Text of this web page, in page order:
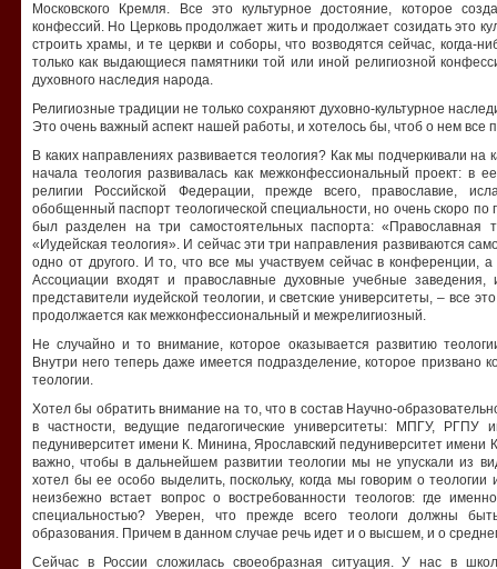
Московского Кремля. Все это культурное достояние, которое
конфессий. Но Церковь продолжает жить и продолжает созидать это
строить храмы, и те церкви и соборы, что возводятся сейчас, когда-
только как выдающиеся памятники той или иной религиозной
духовного наследия народа.
Религиозные традиции не только сохраняют духовно-культурное
Это очень важный аспект нашей работы, и хотелось бы, чтоб о нем все
В каких направлениях развивается теология? Как мы подчеркивали
начала теология развивалась как межконфессиональный проект: в
религии Российской Федерации, прежде всего, православие,
обобщенный паспорт теологической специальности, но очень скоро
был разделен на три самостоятельных паспорта: «Православная
«Иудейская теология». И сейчас эти три направления развиваются
одно от другого. И то, что все мы участвуем сейчас в конференции,
Ассоциации входят и православные духовные учебные
представители иудейской теологии, и светские университеты, – все
продолжается как межконфессиональный и межрелигиозный.
Не случайно и то внимание, которое оказывается развитию
Внутри него теперь даже имеется подразделение, которое призвано
теологии.
Хотел бы обратить внимание на то, что в состав Научно-
в частности, ведущие педагогические университеты: МПГУ, РГПУ
педуниверситет имени К. Минина, Ярославский педуниверситет имени
важно, чтобы в дальнейшем развитии теологии мы не упускали из
хотел бы ее особо выделить, поскольку, когда мы говорим о
неизбежно встает вопрос о востребованности теологов: где
специальностью? Уверен, что прежде всего теологи должны
образования. Причем в данном случае речь идет и о высшем, и о
Сейчас в России сложилась своеобразная ситуация. У нас в